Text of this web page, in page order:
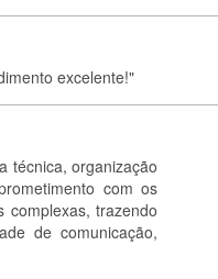
excelente!"
técnica, organização
com os
complexas, trazendo
de comunicação,